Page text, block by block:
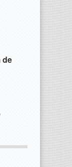
de